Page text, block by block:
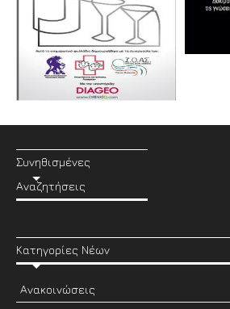
Συνηθισμένες
Αναζητήσεις
Κατηγορίες Νέων
Ανακοινώσεις